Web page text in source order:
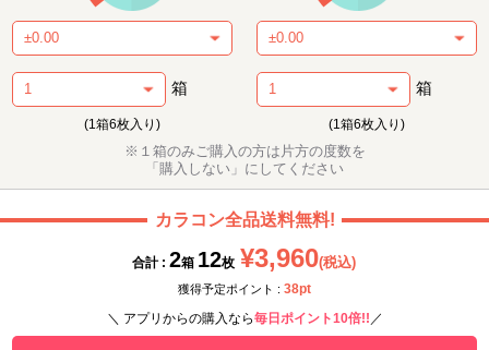
箱
(1箱6枚入り)
箱
(1箱6枚入り)
※１箱のみご購入の方は片方の度数を
「購入しない」にしてください
カラコン全品送料無料!
合計 : 2箱 12枚 ¥3,960(税込)
獲得予定ポイント : 38pt
＼ アプリからの購入なら毎日ポイント10倍!! ／